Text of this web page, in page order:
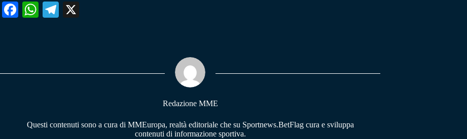
Fa W
pp
Te
m
Redazione MME
Questi contenuti sono a cura di MMEuropa, realtà editoriale che su Sportnews.BetFlag cura e sviluppa
contenuti di informazione sportiva.